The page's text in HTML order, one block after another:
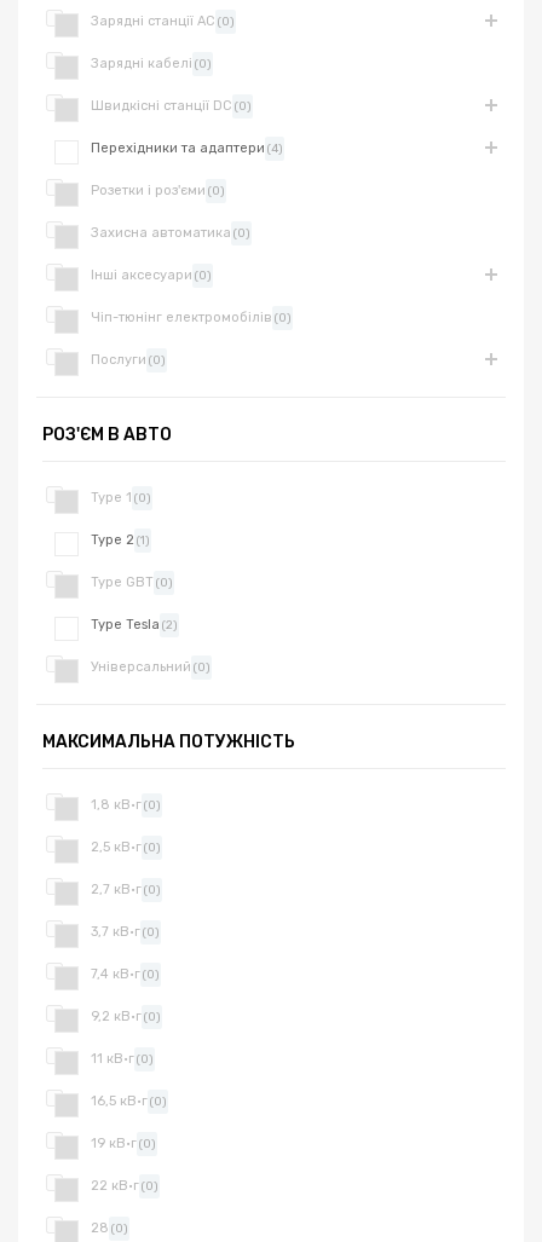
Зарядні станції AC (0)
Зарядні кабелі (0)
Швидкісні станції DC (0)
Перехідники та адаптери (4)
Розетки і роз'єми (0)
Захисна автоматика (0)
Інші аксесуари (0)
Чіп-тюнінг електромобілів (0)
Послуги (0)
РОЗ'ЄМ В АВТО
Type 1 (0)
Type 2 (1)
Type GBT (0)
Type Tesla (2)
Універсальний (0)
МАКСИМАЛЬНА ПОТУЖНІСТЬ
1,8 кВ·г(0)
2,5 кВ·г(0)
2,7 кВ·г(0)
3,7 кВ·г(0)
7,4 кВ·г(0)
9,2 кВ·г(0)
11 кВ·г(0)
16,5 кВ·г(0)
19 кВ·г(0)
22 кВ·г(0)
28 (0)